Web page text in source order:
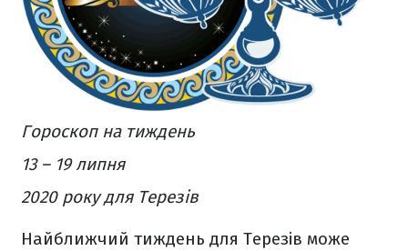
Гороскоп на тиждень
13 – 19 липня
2020 року для Терезів
Найближчий тиждень для Терезів може